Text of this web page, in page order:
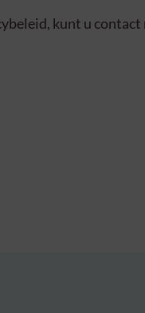
kunt u contact